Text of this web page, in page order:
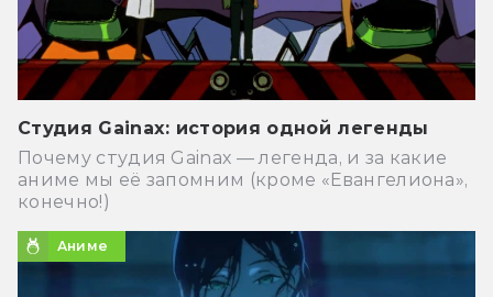
Студия Gainax: история одной легенды
Почему студия Gainaх — легенда, и за какие
аниме мы её запомним (кроме «Евангелиона»,
конечно!)
Аниме